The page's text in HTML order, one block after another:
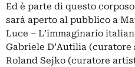
Ed è parte di questo
sarà aperto al pubblico a
Luce – L’immaginario
Gabriele D’Autilia
Roland Sejko (curatore